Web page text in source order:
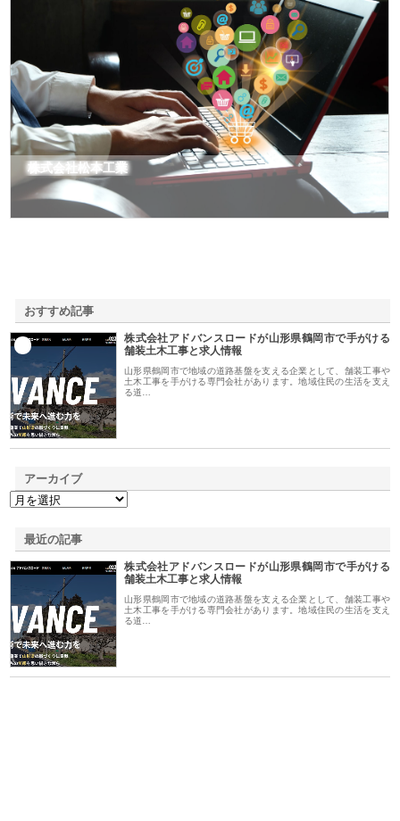
株式会社松本工業
おすすめ記事
株式会社アドバンスロードが山形県鶴岡市で手がける
舗装土木工事と求人情報
山形県鶴岡市で地域の道路基盤を支える企業として、舗装工事や
土木工事を手がける専門会社があります。地域住民の生活を支え
る道…
アーカイブ
最近の記事
株式会社アドバンスロードが山形県鶴岡市で手がける
舗装土木工事と求人情報
山形県鶴岡市で地域の道路基盤を支える企業として、舗装工事や
土木工事を手がける専門会社があります。地域住民の生活を支え
る道…